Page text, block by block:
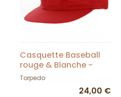
Casquette Baseball
rouge & Blanche -
Torpedo
Torpedo
24,00 €